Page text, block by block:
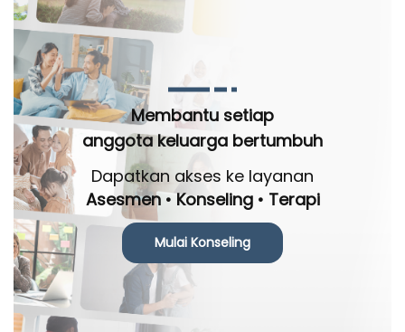
Membantu setiap
anggota keluarga bertumbuh
Dapatkan akses ke layanan
Asesmen • Konseling • Terapi
Mulai Konseling